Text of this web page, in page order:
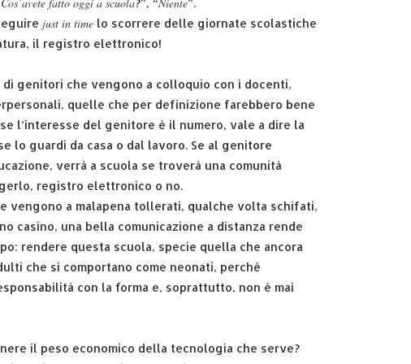
just in time lo scorrere delle giornate scolastiche
il registro elettronico!
genitori che vengono a colloquio con i docenti,
quelle che per definizione farebbero bene
l’interesse del genitore è il numero, vale a dire la
lo guardi da casa o dal lavoro. Se al genitore
verrà a scuola se troverà una comunità
registro elettronico o no.
vengono a malapena tollerati, qualche volta schifati,
casino, una bella comunicazione a distanza rende
rendere questa scuola, specie quella che ancora
che si comportano come neonati, perché
con la forma e, soprattutto, non è mai
il peso economico della tecnologia che serve?